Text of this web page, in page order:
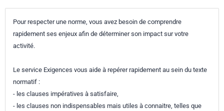
Pour respecter une norme, vous avez besoin de comprendre
rapidement ses enjeux afin de déterminer son impact sur votre
activité.
Le service Exigences vous aide à repérer rapidement au sein du texte
normatif :
- les clauses impératives à satisfaire,
- les clauses non indispensables mais utiles à connaitre, telles que